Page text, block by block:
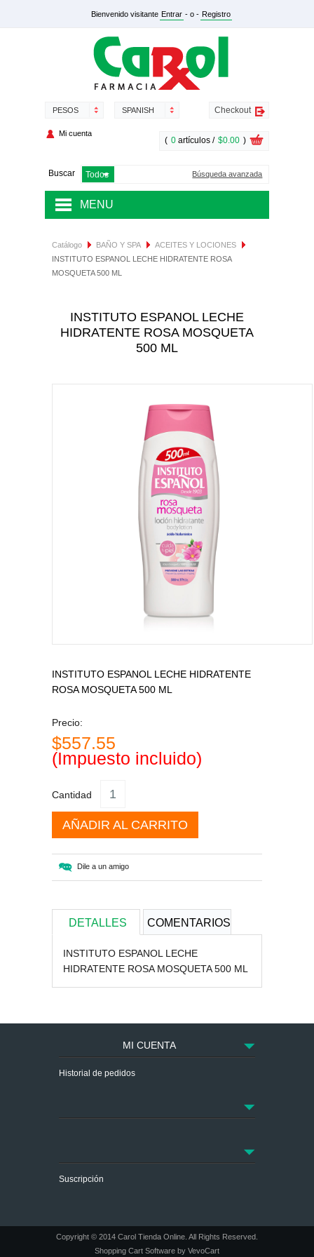
Bienvenido visitante Entrar - o - Registro
SPANISH
PESOS
Mi cuenta
Buscar Búsqueda avanzada
( 0 artículos / $0.00 )
Checkout
MENU
SALUD Y NUTRICIÓN
CUIDADO PERSONAL
CUIDADO DEL BEBÉ
Catálogo BAÑO Y SPA
ACEITES Y LOCIONES
INSTITUTO ESPANOL LECHE HIDRATENTE ROSA
MOSQUETA 500 ML
INSTITUTO ESPANOL LECHE
HIDRATENTE ROSA MOSQUETA
500 ML
INSTITUTO ESPANOL LECHE HIDRATENTE
ROSA MOSQUETA 500 ML
Precio:
$557.55
(Impuesto incluido)
Cantidad
AÑADIR AL CARRITO
Dile a un amigo
DETALLES COMENTARIOS
INSTITUTO ESPANOL LECHE
HIDRATENTE ROSA MOSQUETA 500 ML
MI CUENTA
Historial de pedidos
Suscripción
Copyright © 2014 Carol Tienda Online . All Rights Reserved.
Shopping Cart Software by VevoCart